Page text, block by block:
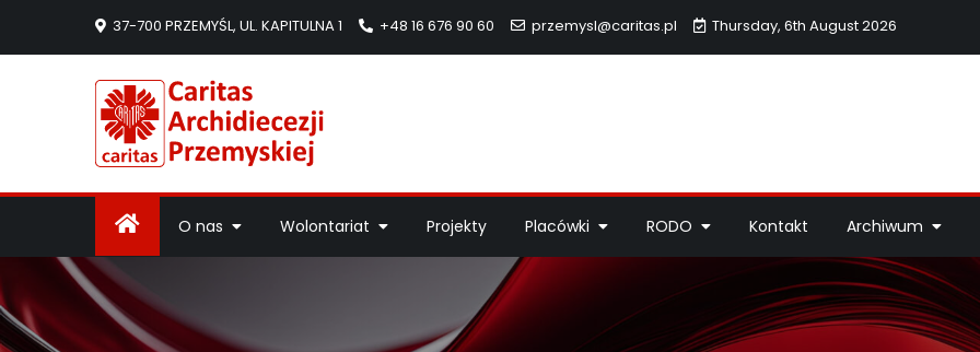
37-700 PRZEMYŚL, UL. KAPITULNA 1 +48 16 676 90 60 przemysl@caritas.pl Thursday, 6th August 2026
O nas Wolontariat Projekty Placówki RODO Kontakt Archiwum